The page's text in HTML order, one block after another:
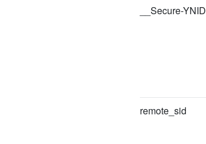
__Secure-YNID
remote_sid